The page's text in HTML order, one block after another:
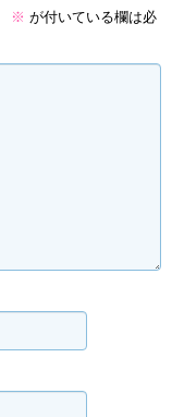
※ が付いている欄は必